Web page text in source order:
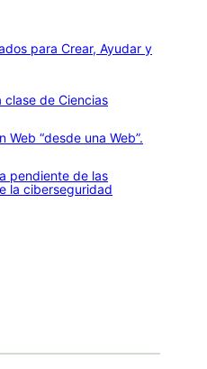
para Crear, Ayudar y
clase de Ciencias
Web “desde una Web”.
pendiente de las
la ciberseguridad